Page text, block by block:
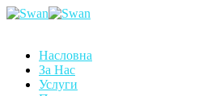
Насловна
За Нас
Услуги